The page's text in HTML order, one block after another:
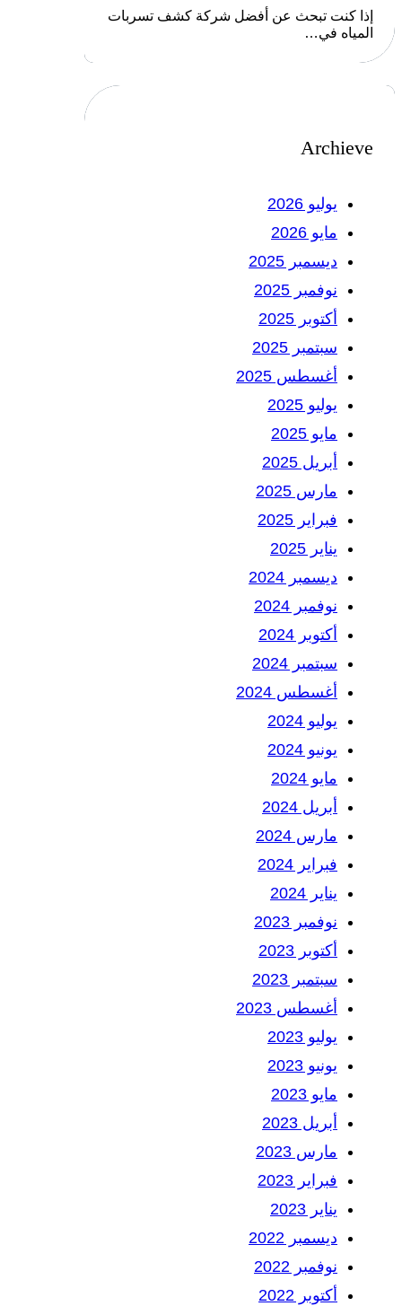
إذا كنت تبحث عن أفضل شركة كشف تسربات
المياه في…
Archieve
يوليو 2026
مايو 2026
ديسمبر 2025
نوفمبر 2025
أكتوبر 2025
سبتمبر 2025
أغسطس 2025
يوليو 2025
مايو 2025
أبريل 2025
مارس 2025
فبراير 2025
يناير 2025
ديسمبر 2024
نوفمبر 2024
أكتوبر 2024
سبتمبر 2024
أغسطس 2024
يوليو 2024
يونيو 2024
مايو 2024
أبريل 2024
مارس 2024
فبراير 2024
يناير 2024
نوفمبر 2023
أكتوبر 2023
سبتمبر 2023
أغسطس 2023
يوليو 2023
يونيو 2023
مايو 2023
أبريل 2023
مارس 2023
فبراير 2023
يناير 2023
ديسمبر 2022
نوفمبر 2022
أكتوبر 2022